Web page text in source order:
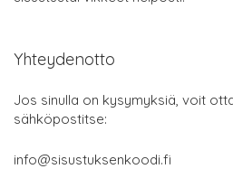
Yhteydenotto
Jos sinulla on kysymyksiä, voit
sähköpostitse:
info@sisustuksenkoodi.fi